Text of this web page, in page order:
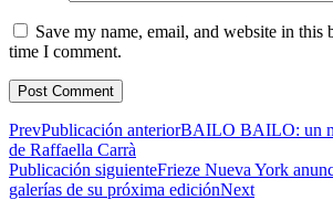
Save my name, email, and website in this
time I comment.
PrevPublicación anteriorBAILO BAILO: un
de Raffaella Carrà
Publicación siguienteFrieze Nueva York
galerías de su próxima ediciónNext